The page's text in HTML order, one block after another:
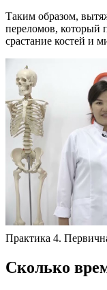
Таким образом,
переломов, который
срастание костей и
Практика 4.
Сколько